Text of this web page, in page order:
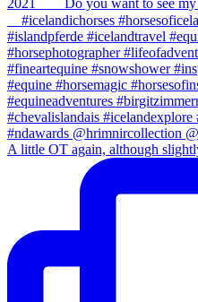
A little OT again, although